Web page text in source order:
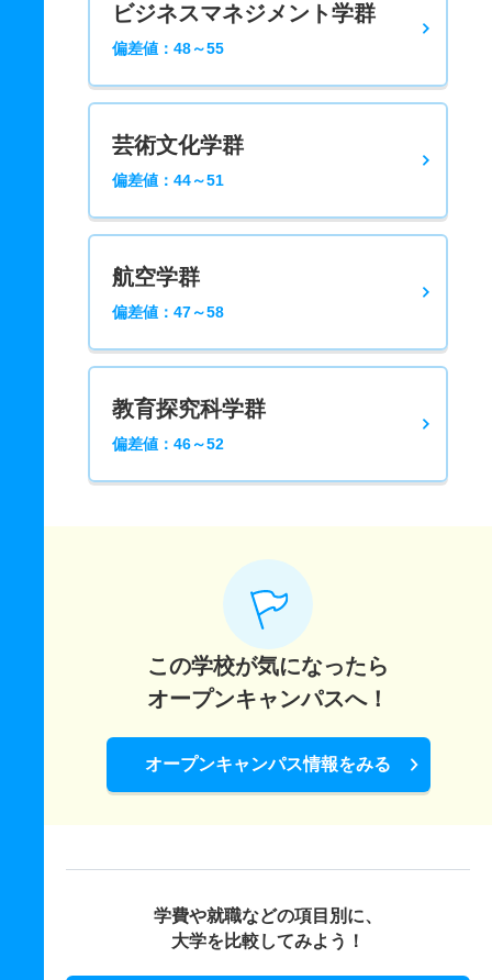
ビジネスマネジメント学群
偏差値：48～55
芸術文化学群
偏差値：44～51
航空学群
偏差値：47～58
教育探究科学群
偏差値：46～52
この学校が気になったら
オープンキャンパスへ！
オープンキャンパス情報をみる
学費や就職などの項目別に、
大学を比較してみよう！